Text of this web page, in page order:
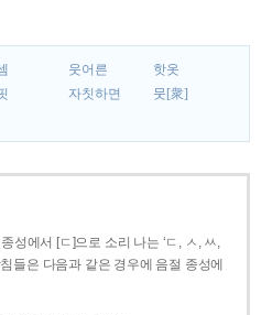
웃어른
핫옷
자칫하면
뭇[衆]
성에서 [ㄷ]으로 소리 나는 ‘ㄷ, ㅅ, ㅆ,
들은 다음과 같은 경우에 음절 종성에